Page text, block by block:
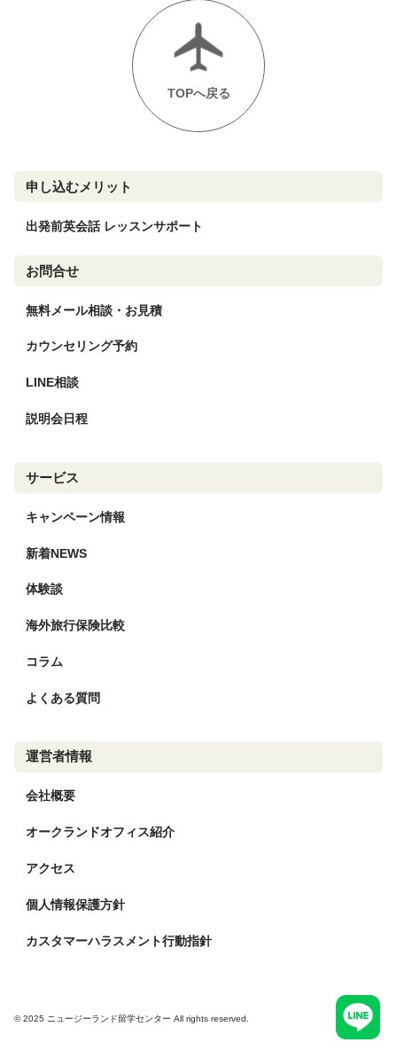
TOPへ戻る
申し込むメリット
出発前英会話 レッスンサポート
お問合せ
無料メール相談・お見積
カウンセリング予約
LINE相談
説明会日程
サービス
キャンペーン情報
新着NEWS
体験談
海外旅行保険比較
コラム
よくある質問
運営者情報
会社概要
オークランドオフィス紹介
アクセス
個人情報保護方針
カスタマーハラスメント行動指針
© 2025 ニュージーランド留学センター All rights reserved.